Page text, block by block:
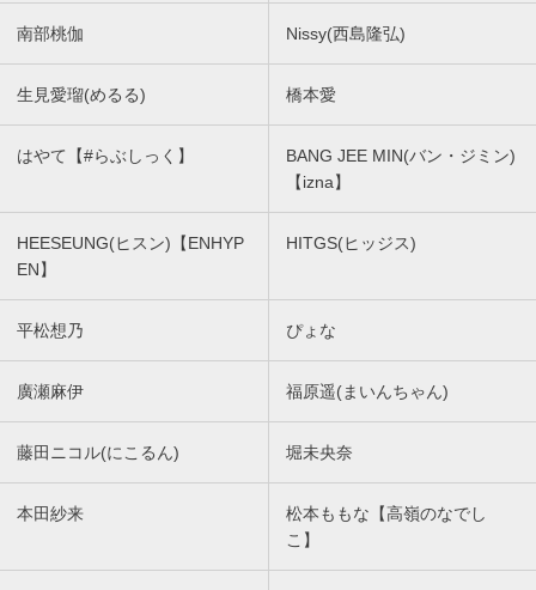
南部桃伽 Nissy(西島隆弘)
生見愛瑠(めるる) 橋本愛
はやて【#らぶしっく】
BANG JEE MIN(バン・ジミン)
【izna】
HEESEUNG(ヒスン)【ENHYP
EN】
HITGS(ヒッジス)
平松想乃 ぴょな
廣瀬麻伊 福原遥(まいんちゃん)
藤田ニコル(にこるん) 堀未央奈
本田紗来
松本ももな【高嶺のなでし
こ】